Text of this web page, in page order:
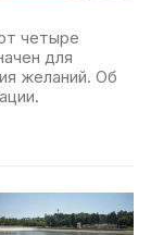
четыре
для
желаний. Об